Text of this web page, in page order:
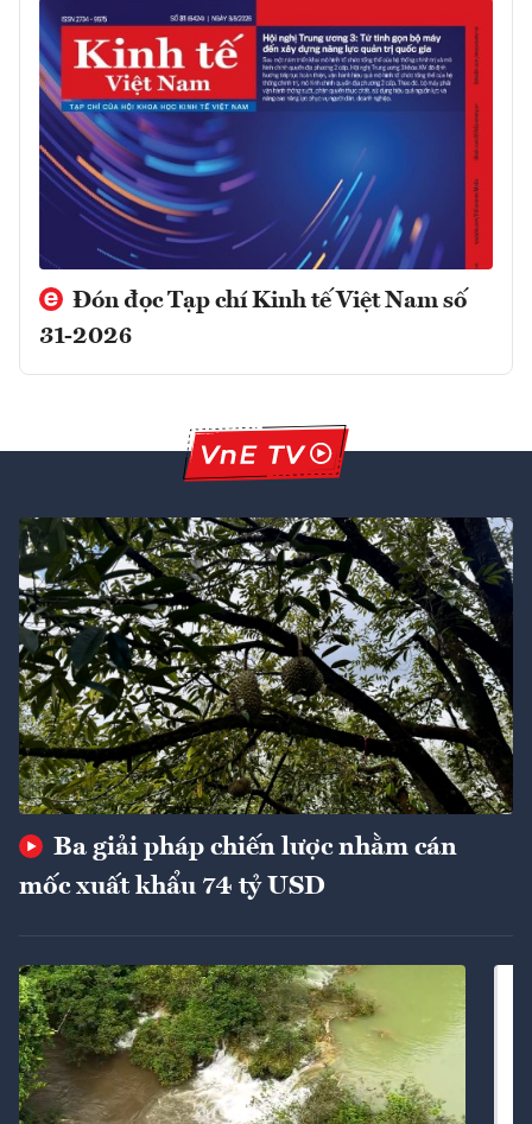
Đón đọc Tạp chí Kinh tế Việt Nam số
31-2026
Ba giải pháp chiến lược nhằm cán
mốc xuất khẩu 74 tỷ USD